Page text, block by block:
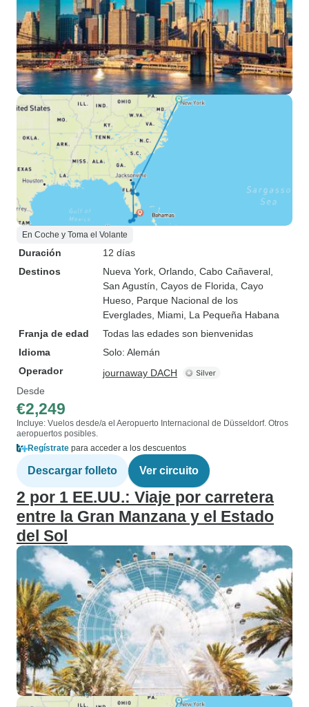
En Coche y Toma el Volante
Duración
12 días
Destinos
Nueva York , Orlando , Cabo Cañaveral
San Agustín , Cayos de Florida , Cayo
Hueso , Parque Nacional de los
Everglades , Miami , La Pequeña Habana
Franja de edad
Todas las edades son bienvenidas
Idioma
Solo: Alemán
Operador
journaway DACH
Desde
€2,249
Incluye: Vuelos desde/a el Aeropuerto Internacional de Düsseldorf. Otros
aeropuertos posibles.
Regístrate para acceder a los descuentos
Descargar folleto Ver circuito
2 por 1 EE.UU.: Viaje por carretera
entre la Gran Manzana y el Estado
del Sol